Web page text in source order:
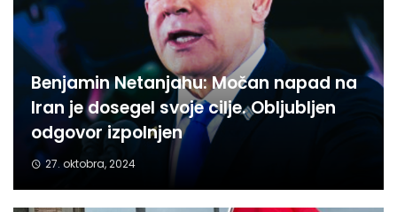
Benjamin Netanjahu: Močan napad na
Iran je dosegel svoje cilje. Obljubljen
odgovor izpolnjen
27. oktobra, 2024